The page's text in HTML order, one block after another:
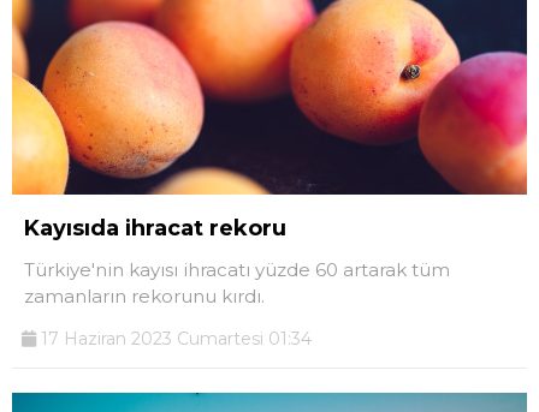
Kayısıda ihracat rekoru
Türkiye'nin kayısı ihracatı yüzde 60 artarak tüm
zamanların rekorunu kırdı.
17 Haziran 2023 Cumartesi 01:34